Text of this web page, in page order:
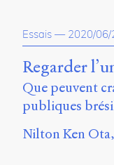
Essais — 2020/06/
Regarder
Que peuvent
publiques
Nilton Ken Ota